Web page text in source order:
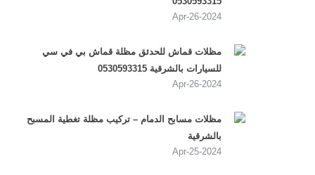
2024-Apr-26
مظلات قماش للحدئق مظلة قماش بي في سي
للسيارات بالشرقية 0530593315
2024-Apr-26
مظلات مسابح الدمام – تركيب مظلة تغطية المسبح
بالشرقية
2024-Apr-25